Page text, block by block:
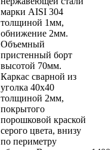
марки AISI 304
толщиной 1мм,
обнижение 2мм.
Объемный
пристенный борт
высотой 70мм.
Каркас сварной из
уголка 40х40
толщиной 2мм,
покрытого
порошковой краской
серого цвета, внизу
по периметру